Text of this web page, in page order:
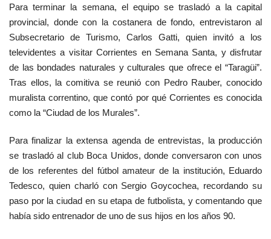
Para terminar la semana, el equipo se trasladó a la capital
provincial, donde con la costanera de fondo, entrevistaron al
Subsecretario de Turismo, Carlos Gatti, quien invitó a los
televidentes a visitar Corrientes en Semana Santa, y disfrutar
de las bondades naturales y culturales que ofrece el “Taragüi”.
Tras ellos, la comitiva se reunió con Pedro Rauber, conocido
muralista correntino, que contó por qué Corrientes es conocida
como la “Ciudad de los Murales”.
Para finalizar la extensa agenda de entrevistas, la producción
se trasladó al club Boca Unidos, donde conversaron con unos
de los referentes del fútbol amateur de la institución, Eduardo
Tedesco, quien charló con Sergio Goycochea, recordando su
paso por la ciudad en su etapa de futbolista, y comentando que
había sido entrenador de uno de sus hijos en los años 90.